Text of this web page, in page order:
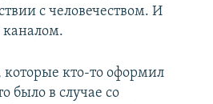
с человечеством. И
каналом.
кто-то оформил
было в случае со